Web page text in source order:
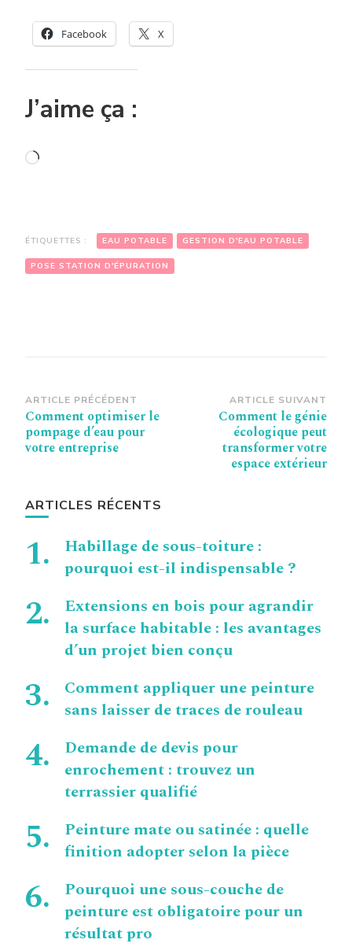
Facebook X
J’aime ça :
Chargement…
ÉTIQUETTES : EAU POTABLE GESTION D'EAU POTABLE
POSE STATION D'ÉPURATION
Navigation
d’article
ARTICLE PRÉCÉDENT
Comment optimiser le
pompage d’eau pour
votre entreprise
ARTICLE SUIVANT
Comment le génie
écologique peut
transformer votre
espace extérieur
ARTICLES RÉCENTS
Habillage de sous-toiture :
pourquoi est-il indispensable ?
Extensions en bois pour agrandir
la surface habitable : les avantages
d’un projet bien conçu
Comment appliquer une peinture
sans laisser de traces de rouleau
Demande de devis pour
enrochement : trouvez un
terrassier qualifié
Peinture mate ou satinée : quelle
finition adopter selon la pièce
Pourquoi une sous-couche de
peinture est obligatoire pour un
résultat pro